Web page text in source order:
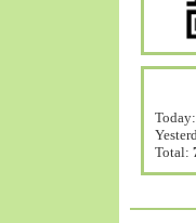
Today:
Total: